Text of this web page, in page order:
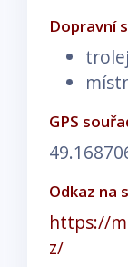
Dopravní
GPS
Odkaz na
https://
z/